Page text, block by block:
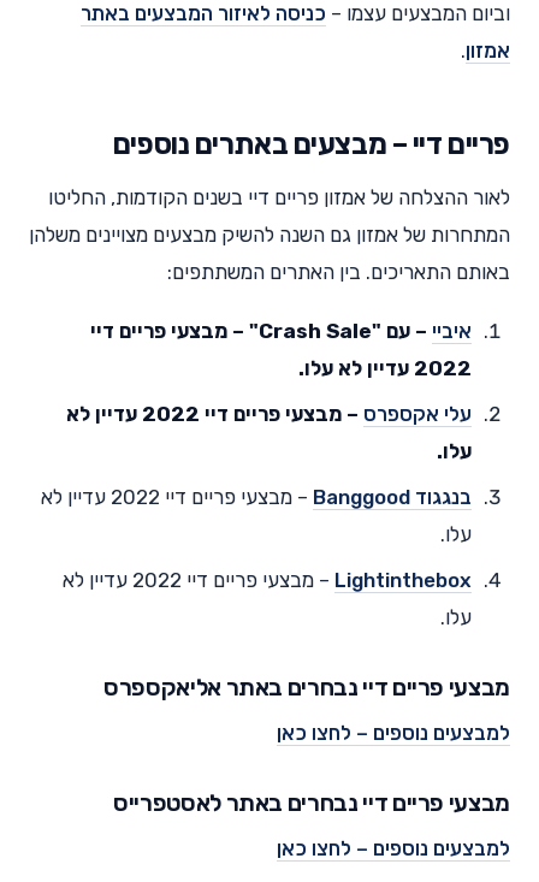
וביום המבצעים עצמו – כניסה לאיזור המבצעים באתר
אמזון.
פריים דיי – מבצעים באתרים נוספים
לאור ההצלחה של אמזון פריים דיי בשנים הקודמות, החליטו
המתחרות של אמזון גם השנה להשיק מבצעים מצויינים משלהן
באותם התאריכים. בין האתרים המשתתפים:
איביי
– עם "Crash Sale" – מבצעי פריים דיי
2022 עדיין לא עלו.
עלי אקספרס
– מבצעי פריים דיי 2022 עדיין לא
עלו.
בנגגוד Banggood
– מבצעי פריים דיי 2022 עדיין לא
עלו.
Lightinthebox
– מבצעי פריים דיי 2022 עדיין לא
עלו.
מבצעי פריים דיי נבחרים באתר אליאקספרס
למבצעים נוספים – לחצו כאן
מבצעי פריים דיי נבחרים באתר לאסטפרייס
למבצעים נוספים – לחצו כאן